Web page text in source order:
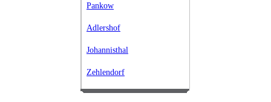
Pankow
Adlershof
Johannisthal
Zehlendorf